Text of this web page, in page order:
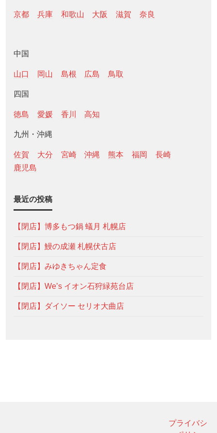
京都 兵庫 和歌山 大阪 滋賀 奈良
中国
山口 岡山 島根 広島 鳥取
四国
徳島 愛媛 香川 高知
九州・沖縄
佐賀 大分 宮崎 沖縄 熊本 福岡
長崎
鹿児島
最近の投稿
【閉店】博多もつ鍋 蟻月 札幌店
【閉店】鰻の成瀬 札幌伏古店
【閉店】みゆきちゃん定食
【閉店】We’s イオン石狩緑苑台店
【閉店】ダイソー セリオ大曲店
プライバシ